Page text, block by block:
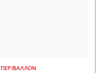
ΠΕΡΙΒΑΛΛΟΝ